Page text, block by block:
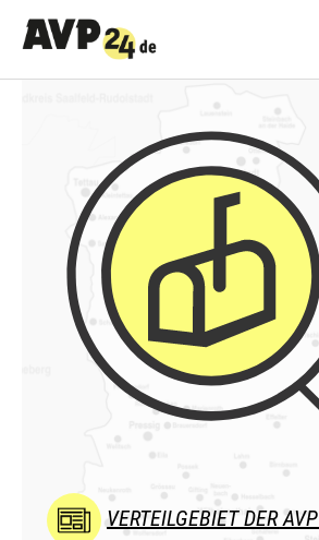
VERTEILGEBIET DER